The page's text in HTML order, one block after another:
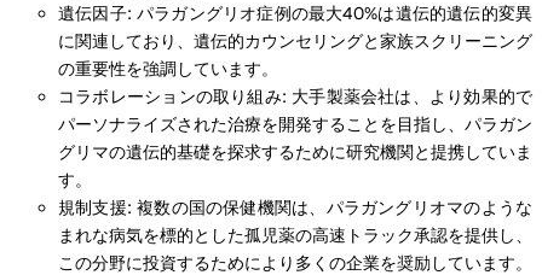
遺伝因子: パラガングリオ症例の最大40%は遺伝的遺伝的変異
に関連しており、遺伝的カウンセリングと家族スクリーニング
の重要性を強調しています。
コラボレーションの取り組み: 大手製薬会社は、より効果的で
パーソナライズされた治療を開発することを目指し、パラガン
グリマの遺伝的基礎を探求するために研究機関と提携していま
す。
規制支援: 複数の国の保健機関は、パラガングリオマのような
まれな病気を標的とした孤児薬の高速トラック承認を提供し、
この分野に投資するためにより多くの企業を奨励しています。